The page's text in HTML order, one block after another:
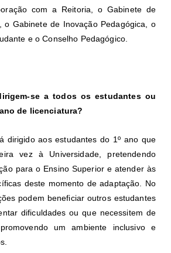
com a Reitoria, o Gabinete de
o Gabinete de Inovação Pedagógica, o
e o Conselho Pedagógico.
se a todos os estudantes ou
de licenciatura?
dirigido aos estudantes do 1º ano que
vez à Universidade, pretendendo
para o Ensino Superior e atender às
deste momento de adaptação. No
podem beneficiar outros estudantes
dificuldades ou que necessitem de
um ambiente inclusivo e